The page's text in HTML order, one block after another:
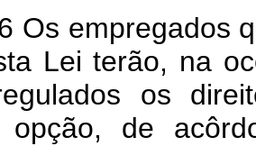
empregados
Lei terão, na
os
de